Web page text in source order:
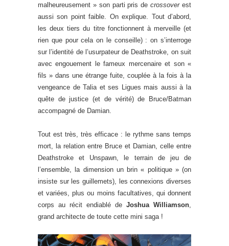
malheureusement » son parti pris decrossoverest
aussi son point faible. On explique. Tout d’abord,
les deux tiers du titre fonctionnent à merveille (et
rien que pour cela on le conseille) : on s’interroge
sur l’identité de l’usurpateur de Deathstroke, on suit
avec engouement le fameux mercenaire et son «
fils » dans une étrange fuite, couplée à la fois à la
vengeance de Talia et ses Ligues mais aussi à la
quête de justice (et de vérité) de Bruce/Batman
accompagné de Damian.
Tout est très, très efficace : le rythme sans temps
mort, la relation entre Bruce et Damian, celle entre
Deathstroke et Unspawn, le terrain de jeu de
l’ensemble, la dimension un brin « politique » (on
insiste sur les guillemets), les connexions diverses
et variées, plus ou moins facultatives, qui donnent
corps au récit endiablé de Joshua Williamson
grand architecte de toute cette mini saga !